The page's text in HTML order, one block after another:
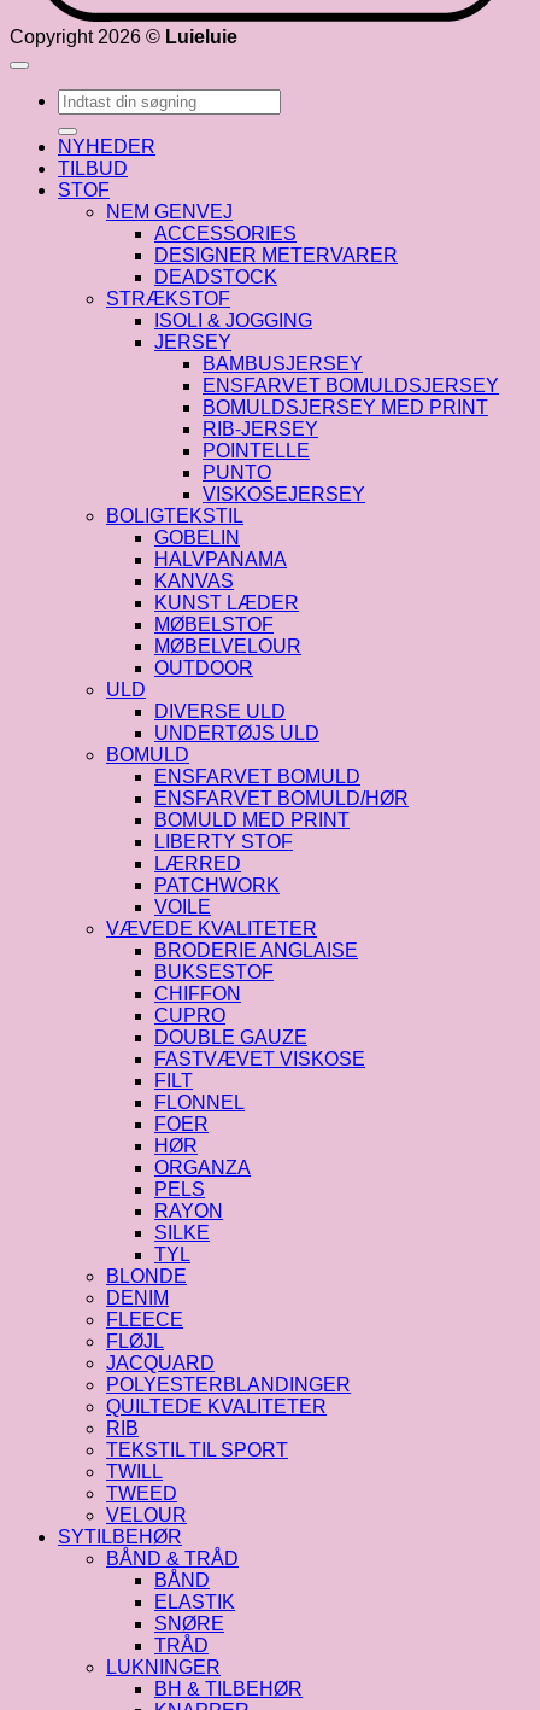
Copyright 2026 © Luieluie
Søg
efter:
NYHEDER
TILBUD
STOF
NEM GENVEJ
ACCESSORIES
DESIGNER METERVARER
DEADSTOCK
STRÆKSTOF
ISOLI & JOGGING
JERSEY
BAMBUSJERSEY
ENSFARVET BOMULDSJERSEY
BOMULDSJERSEY MED PRINT
RIB-JERSEY
POINTELLE
PUNTO
VISKOSEJERSEY
BOLIGTEKSTIL
GOBELIN
HALVPANAMA
KANVAS
KUNST LÆDER
MØBELSTOF
MØBELVELOUR
OUTDOOR
ULD
DIVERSE ULD
UNDERTØJS ULD
BOMULD
ENSFARVET BOMULD
ENSFARVET BOMULD/HØR
BOMULD MED PRINT
LIBERTY STOF
LÆRRED
PATCHWORK
VOILE
VÆVEDE KVALITETER
BRODERIE ANGLAISE
BUKSESTOF
CHIFFON
CUPRO
DOUBLE GAUZE
FASTVÆVET VISKOSE
FILT
FLONNEL
FOER
HØR
ORGANZA
PELS
RAYON
SILKE
TYL
BLONDE
DENIM
FLEECE
FLØJL
JACQUARD
POLYESTERBLANDINGER
QUILTEDE KVALITETER
RIB
TEKSTIL TIL SPORT
TWILL
TWEED
VELOUR
SYTILBEHØR
BÅND & TRÅD
BÅND
ELASTIK
SNØRE
TRÅD
LUKNINGER
BH & TILBEHØR